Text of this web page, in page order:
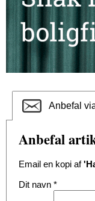
Anbefal
Anbefal
Email en kopi af
Dit navn *